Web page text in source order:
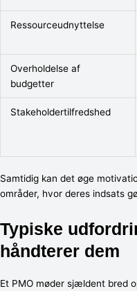
Ressourceudnyttelse
Overholdelse af
budgetter
Stakeholdertilfredshed
Samtidig kan det øge
områder, hvor deres indsats
Typiske
håndterer dem
Et PMO møder sjældent bred